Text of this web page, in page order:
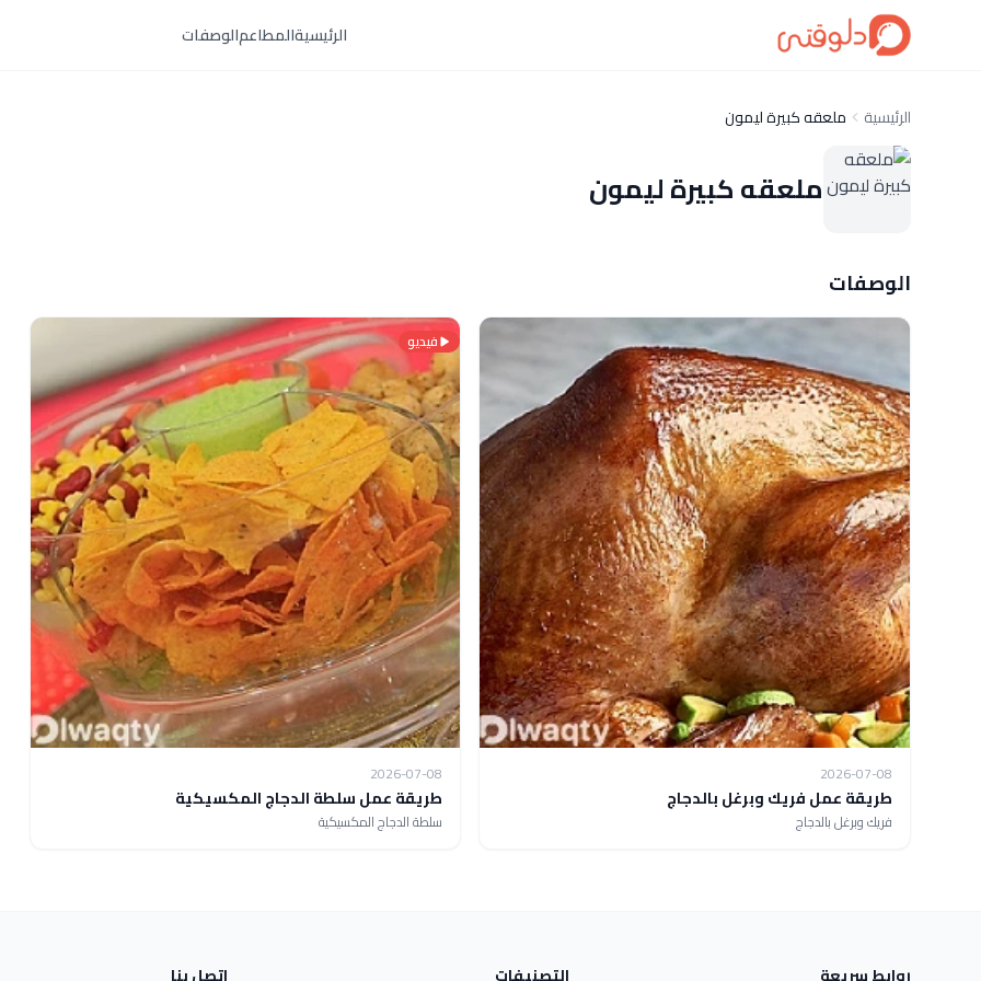
الرئيسيةالمطاعمالوصفات
الرئيسية ملعقه كبيرة ليمون
ملعقه كبيرة ليمون
الوصفات
2026-07-08
طريقة عمل فريك وبرغل بالدجاج
فريك وبرغل بالدجاج
فيديو
2026-07-08
طريقة عمل سلطة الدجاج المكسيكية
سلطة الدجاج المكسيكية
روابط سريعة التصنيفات اتصل بنا